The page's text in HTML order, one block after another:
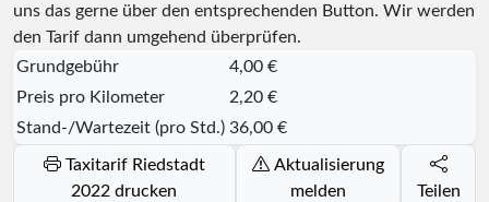
uns das gerne über den entsprechenden Button. Wir werden
den Tarif dann umgehend überprüfen.
Grundgebühr
4,00 €
Preis pro Kilometer
2,20 €
Stand-/Wartezeit (pro Std.) 36,00 €
Taxitarif Riedstadt
2022 drucken
Aktualisierung
melden
Teilen